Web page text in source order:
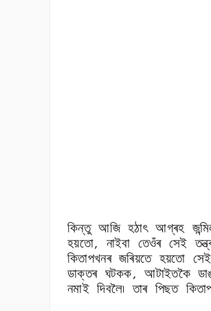
কিন্তু আজি হঠাৎ আগ্ৰহ
হয়তো, নাইবা তেওঁৰ সেই
কিতাপখনৰ জৰিয়তে হয়তো
ডাক্তৰ ঘটকক,আটাইতকৈ
নমাই দিবলৈ৷ তাৰ পিছত